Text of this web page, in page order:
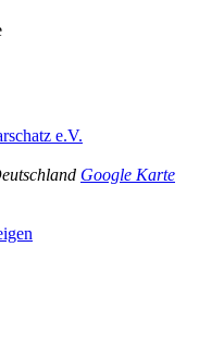
e.V.
Google Karte